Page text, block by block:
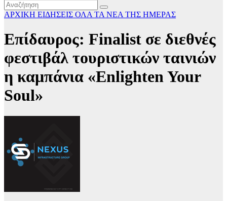
ΑΡΧΙΚΗ ΕΙΔΗΣΕΙΣ ΟΛΑ ΤΑ ΝΕΑ ΤΗΣ ΗΜΕΡΑΣ
Επίδαυρος: Finalist σε διεθνές
φεστιβάλ τουριστικών ταινιών
η καμπάνια «Enlighten Your
Soul»